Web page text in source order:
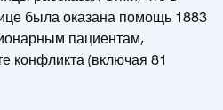
была оказана помощь 1883
пациентам,
конфликта (включая 81